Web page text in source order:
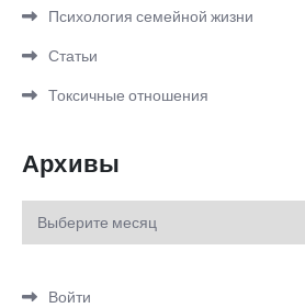
Психология семейной жизни
Статьи
Токсичные отношения
Архивы
Архивы
Войти